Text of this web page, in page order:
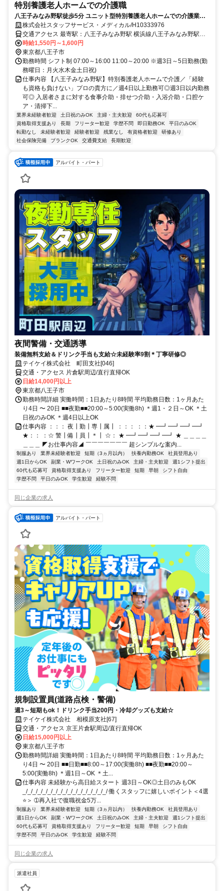
特別養護老人ホームでの介護職
八王子みなみ野駅徒歩5分 ユニット型特別養護老人ホームでの介護業
務 週３日～
株式会社スタッフサービス・メディカル/H10333976
交通アクセス 最寄駅：八王子みなみ野駅 横浜線八王子みなみ野駅徒
歩5分
時給1,550円～1,600円
東京都八王子市
勤務時間 シフト制 07:00～16:00 11:00～20:00 ※週3日～5日勤務(勤
務曜日：月火水木金土日祝)
仕事内容 【八王子みなみ野駅】特別養護老人ホームで介護／「経験
も資格も負けない」プロの貴方に／週4日以上勤務可◎週3日以内勤務
可◎ 入居者さまに対する食事介助・排せつ介助・入浴介助・口腔ケ
ア・清掃下...
業界未経験者歓迎 土日祝のみOK 主婦・主夫歓迎
60代も応募可
資格取得支援あり
長期 フリーター歓迎 学歴不問 即日勤務OK
平日のみOK
転勤なし
未経験者歓迎 経験者歓迎 残業なし 有資格者歓迎
研修あり
社会保険完備
ブランクOK 交通費支給 長期歓迎
アルバイト・パート
夜間警備・交通誘導
装備無料支給＆ドリンク手当も支給☆未経験率9割＊丁寧研修◎
テイケイ株式会社 町田支社[046]
交通・アクセス 片倉駅周辺/直行直帰OK
日給14,000円以上
東京都八王子市
勤務時間詳細 実働時間：1日あたり8時間 平均勤務日数：1ヶ月あた
り4日 〜 20日 ■■夜勤■■20:00～5:00(実働8h) ＊週1・２日～OK ＊土
日祝のみOK ＊週4日以上OK
仕事内容 ：：： 夜┃勤┃専┃属┃ ：：： ：：★ ━┛━┛━┛━┛
★：： ：☆ 警┃備┃員┃＊┃ ☆： ★ ━┛━┛━┛━┛ ★ ＿＿＿＿
＿＿＿ ◤お仕事内容◢ ￣￣￣￣￣￣￣ 超シンプルな案内...
制服あり 業界未経験者歓迎 短期（3ヵ月以内） 扶養内勤務OK
社員登用あり
週1日からOK
副業・WワークOK 土日祝のみOK 主婦・主夫歓迎
週1シフト提出
60代も応募可
資格取得支援あり フリーター歓迎 短期 早朝
シフト自由
学歴不問
平日のみOK 学生歓迎 経験不問
同じ企業の求人
アルバイト・パート
規制設置員(道路点検・警備)
週3～短期もok！ドリンク手当200円・冷却グッズも支給☆
テイケイ株式会社 相模原支社[67]
交通・アクセス 京王片倉駅周辺/直行直帰OK
日給15,000円以上
東京都八王子市
勤務時間詳細 実働時間：1日あたり8時間 平均勤務日数：1ヶ月あた
り4日 〜 20日 ■■日勤■■8:00～17:00(実働8h) ■■夜勤■■20:00～
5:00(実働8h) ＊週1日～OK ＊土...
仕事内容 未経験から高日給スタート 週3日～OK◎土日のみもOK
_/_/_/_/_/_/_/_/_/_/_/_/_/_/_/_/_/ 働くスタッフに嬉しいポイント＜4選
⭐＞ ➀再入社で復職祝金5万...
制服あり 業界未経験者歓迎 短期（3ヵ月以内） 扶養内勤務OK
社員登用あり
週1日からOK
副業・WワークOK 土日祝のみOK 主婦・主夫歓迎
週1シフト提出
60代も応募可
資格取得支援あり フリーター歓迎 短期 早朝
シフト自由
学歴不問
平日のみOK 学生歓迎 経験不問
同じ企業の求人
派遣社員